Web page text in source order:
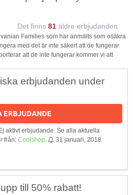
Det finns 81 äldre erbjudanden
Families som har anmälts som osäkra
med det är inte säkert att de fungerar
att de inte fungerar kommer vi att
erbjudanden under
ERBJUDANDE
aktivt erbjudande. Se alla aktuella
från: Coolshop 31 januari, 2018
till 50% rabatt!